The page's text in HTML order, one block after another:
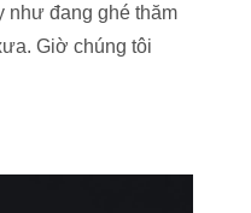
như đang ghé thăm
Giờ chúng tôi